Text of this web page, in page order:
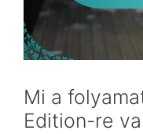
Mi a
Edition-re